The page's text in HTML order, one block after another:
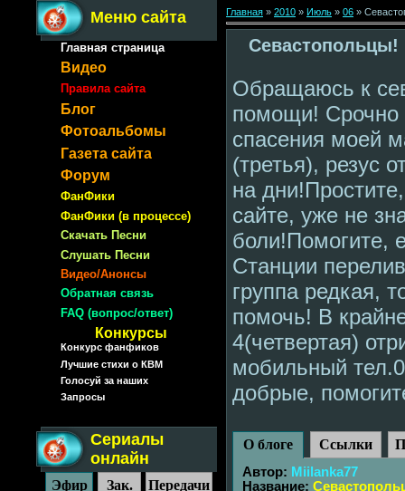
Меню сайта
Главная страница
Видео
Правила сайта
Блог
Фотоальбомы
Газета сайта
Форум
ФанФики
ФанФики (в процессе)
Скачать Песни
Слушать Песни
Видео/Анонсы
Обратная связь
FAQ (вопрос/ответ)
Конкурсы
Конкурс фанфиков
Лучшие стихи о КВМ
Голосуй за наших
Запросы
Сериалы
онлайн
Эфир Зак. Передачи
Главная » 2010 » Июль » 06 »
Cевастопольцы!
Обращаюсь к
помощи! Срочно
спасения моей
(третья), резус
на
сайте, уже не
боли!Помогите,
Станции
группа редкая,
помочь! В
4(четвертая)
мобильный
добрые,
О блоге Ссылки
Автор: Miilanka77
Название: